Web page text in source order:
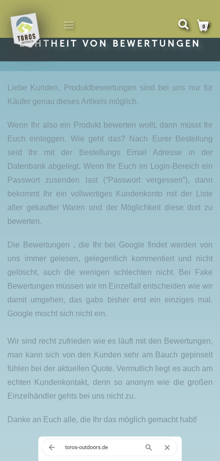
NAVIGATION
UMSCHALTEN
0
ECHTHEIT VON BEWERTUNGEN
Liebe Kunden, Produktbewertungen sind bei uns nur für
Käufer genau dieses Artikels möglich.
Wenn Ihr also ein Produkt bewerten wollt, dann müsst Ihr
Euch einloggen. Wie geht das? Nach Eurer Bestellung
seid Ihr mit der Bestellungs Email Adresse in der
Datenbank abgelegt. Wenn Ihr Euch im Login-Bereich ein
Passwort zusenden last (“Passwort vergessen”), dann
bekommt Ihr ein vollwertiges Kundenkonto mit der Liste
aller gekaufter Waren und der Möglichkeit diese dort zu
bewerten.
Die Bewertungen , die Ihr bei Google findet werden von
uns immer gelesen, gelegentlich kommentiert und nicht
gelöscht, auch die wenigen schlechten nicht. Bei Fake
Bewertungen müssen wir im Einzelfall entscheiden wie wir
damit umgehen, das gabs bisher erst ein einziges mal.
Google mischt sich nicht ein.
Wir sind recht zufrieden wie es läuft mit den Bewertungen,
man kann sich von den Kunden sehr am Bauch gepinselt
fühlen bei der aktuellen Quote. Vermutlich liegt es auch am
echten Kundenkontakt, denn so anonym wie die großen
Einzelhändler gehts bei uns nicht zu.
Danke an Euch alle, die Ihr das möglich gemacht habt!